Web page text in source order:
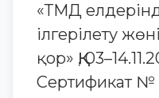
«ТМД
ілгерілету
қор» ҚҚ,
Сертификат №